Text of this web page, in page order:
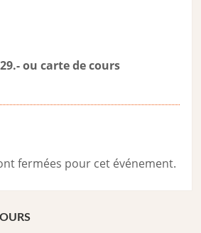
ou carte de cours
fermées pour cet événement.